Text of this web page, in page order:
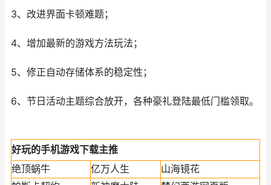
3、改进界面卡顿难题；
4、增加最新的游戏方法玩法；
5、修正自动存储体系的稳定性；
6、节日活动主题综合放开，各种豪礼登陆最低门槛领取。
好玩的手机游戏下载主推
绝顶蜗牛
亿万人生
山海镜花